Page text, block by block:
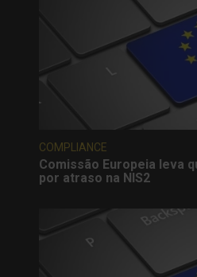
COMPLIANCE
Comissão Europeia leva
por atraso na NIS2